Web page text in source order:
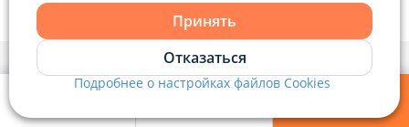
Telegram
Политика конфиденциальности,
Политика обработки файлов cookieиВыбор настроек Cookie
только при наличии активной ссылки.
Принять
Отказаться
Подробнее о настройках файлов Cookies